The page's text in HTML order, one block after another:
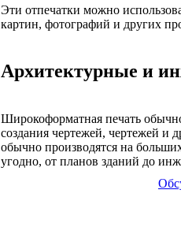
Эти отпечатки можно
картин, фотографий и других
Архитектурные и
Широкоформатная печать
создания чертежей, чертежей и
обычно производятся на
угодно, от планов зданий до